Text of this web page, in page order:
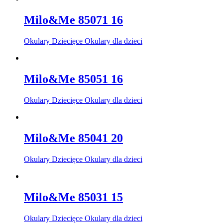
Milo&Me 85071 16
Okulary Dziecięce Okulary dla dzieci
Milo&Me 85051 16
Okulary Dziecięce Okulary dla dzieci
Milo&Me 85041 20
Okulary Dziecięce Okulary dla dzieci
Milo&Me 85031 15
Okulary Dziecięce Okulary dla dzieci